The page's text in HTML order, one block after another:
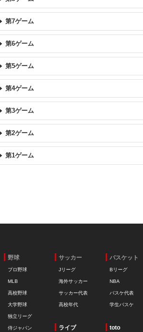
第7ゲーム
第6ゲーム
第5ゲーム
第4ゲーム
第3ゲーム
第2ゲーム
第1ゲーム
野球
プロ野球
MLB
高校野球
大学野球
独立リーグ
侍ジャパン
サッカー
Jリーグ
海外サッカー
サッカー代表
高校年代
バスケット
Bリーグ
NBA
バスケ代表
学生バスケ
ライブ toto